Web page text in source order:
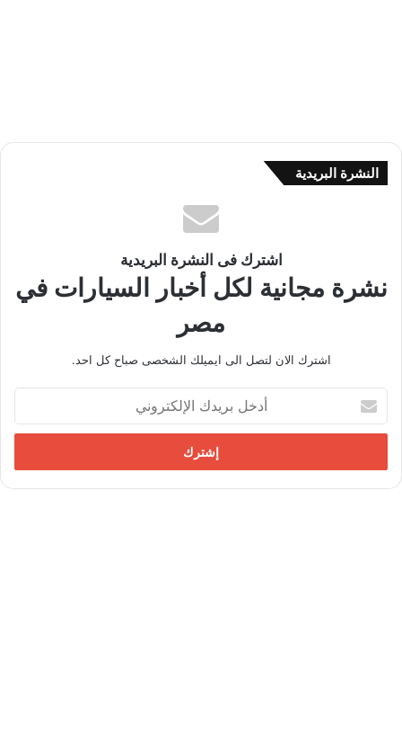
النشرة البريدية
اشترك فى النشرة البريدية
نشرة مجانية لكل أخبار السيارات في
مصر
اشترك الان لتصل الى ايميلك الشخصى صباح كل احد.
خ
ب
ر